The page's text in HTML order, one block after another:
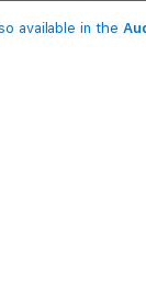
available in the